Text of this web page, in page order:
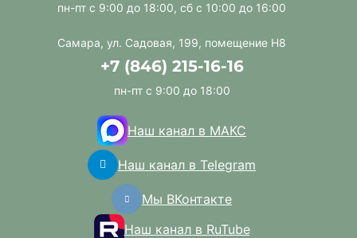
пн-пт с 9:00 до 18:00, сб с 10:00 до 16:00
Самара, ул. Садовая, 199, помещение Н8
+7 (846) 215-16-16
пн-пт с 9:00 до 18:00
Наш канал в МАКС
Наш канал в Telegram
Мы ВКонтакте
Наш канал в RuTube